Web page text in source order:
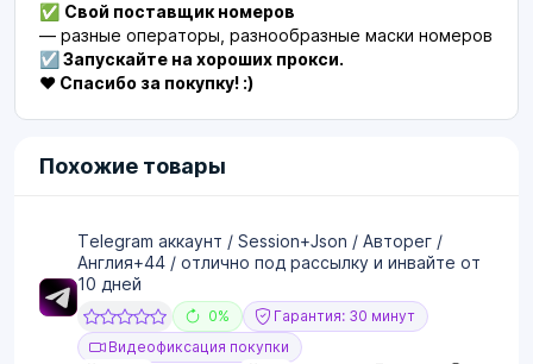
✅ Свой поставщик номеров
— разные операторы, разнообразные маски номеров
☑️ Запускайте на хороших прокси.
❤️ Спасибо за покупку! :)
Похожие товары
Telegram аккаунт / Session+Json / Авторег /
Англия+44 / отлично под рассылку и инвайте от
10 дней
0%
Гарантия: 30 минут
Видеофиксация покупки